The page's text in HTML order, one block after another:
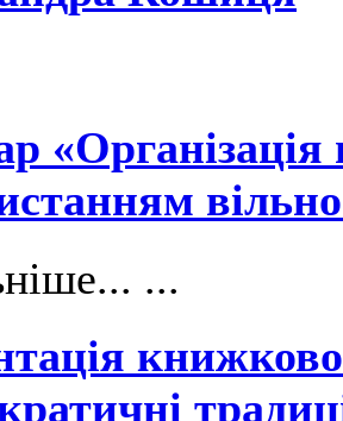
«Організація
...